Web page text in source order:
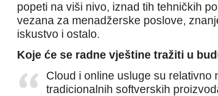
popeti na viši nivo, iznad tih tehničkih
vezana za menadžerske poslove,
iskustvo i ostalo.
Koje će se radne vještine tražiti u
Cloud i online usluge su relativno
tradicionalnih softverskih